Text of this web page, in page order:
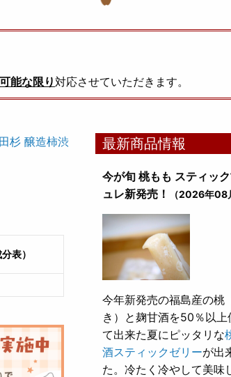
可能な限り対応させていただきます。
杉 醸造柿渋
表）
最新商品情報
今が旬 桃もも スティッ
ュレ新発売！
（2026年08
今年新発売の福島産の桃
き）と麹甘酒を50％以上
て出来た夏にピッタリな
酒スティックゼリーが出
た。冷たく冷やして美味